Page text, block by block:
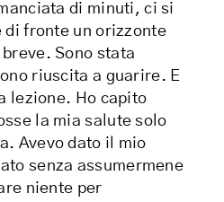
di minuti, ci si
di fronte un orizzonte
Sono stata
riuscita a guarire. E
lezione. Ho capito
la mia salute solo
Avevo dato il mio
senza assumermene
niente per